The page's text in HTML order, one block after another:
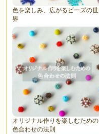
色を楽しみ、広がるビーズの世
界
オリジナル作りを楽しむための
色合わせの法則